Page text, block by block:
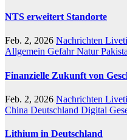
NTS erweitert Standorte
Feb. 2, 2026 Nachrichten
Allgemein GefahrNatur
Finanzielle Zukunft von
Feb. 2, 2026 Nachrichten
China Deutschland Digital
Lithium in Deutschland